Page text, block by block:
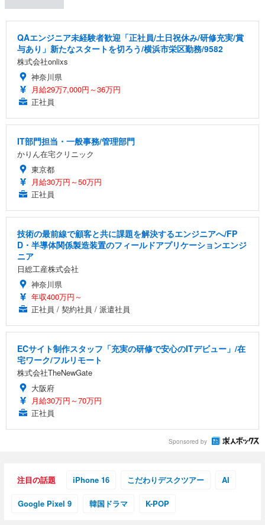
QAエンジニア未経験者歓迎「正社員/土日祝休み/研修充実/賞
与あり」新たなスタートを切ろう/横浜市栄区勤務/9582
株式会社onlixs
神奈川県
月給29万7,000円～36万円
正社員
IT部門担当・一般事務/管理部門
かりん在宅クリニック
東京都
月給30万円～50万円
正社員
技術の最前線で顧客と共に課題を解決するエンジニアへ/FP
D・半導体関係製造装置のフィールドアプリケーションエンジ
ニア
日総工産株式会社
神奈川県
年収400万円～
正社員 / 契約社員 / 派遣社員
ECサイト制作スタッフ「充実の研修で安心のITデビュー」/在
宅ワーク/フルリモート
株式会社TheNewGate
大阪府
月給30万円～70万円
正社員
Sponsored by
注目の話題 iPhone 16 こだわりデスクツアー AI
Google Pixel 9 韓国ドラマ K-POP